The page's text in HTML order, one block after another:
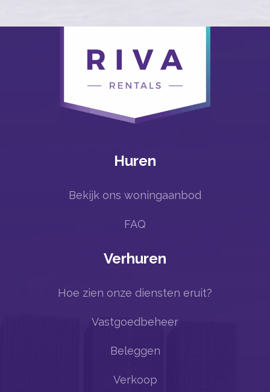
Huren
Bekijk ons woningaanbod
FAQ
Verhuren
Hoe zien onze diensten eruit?
Vastgoedbeheer
Beleggen
Verkoop